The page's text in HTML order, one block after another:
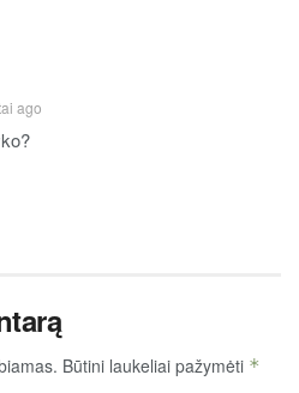
ago
Būtini laukeliai pažymėti *